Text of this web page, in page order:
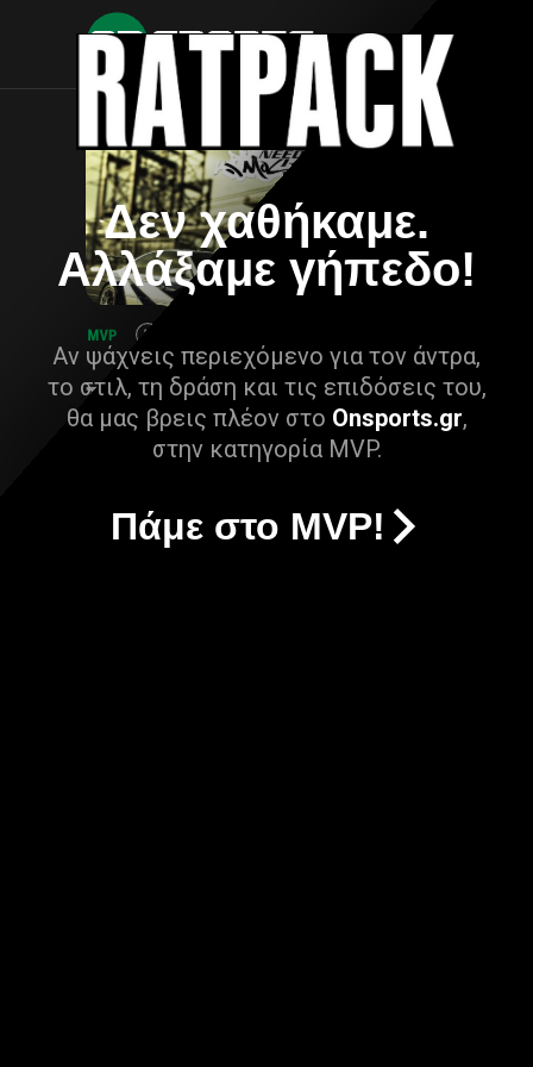
Δεν χαθήκαμε.
Αλλάξαμε γήπεδο!
Αν ψάχνεις περιεχόμενο για τον άντρα,
το στιλ, τη δράση και τις επιδόσεις του,
θα μας βρεις πλέον στο Onsports.gr,
στην κατηγορία MVP.
Πάμε στο MVP!